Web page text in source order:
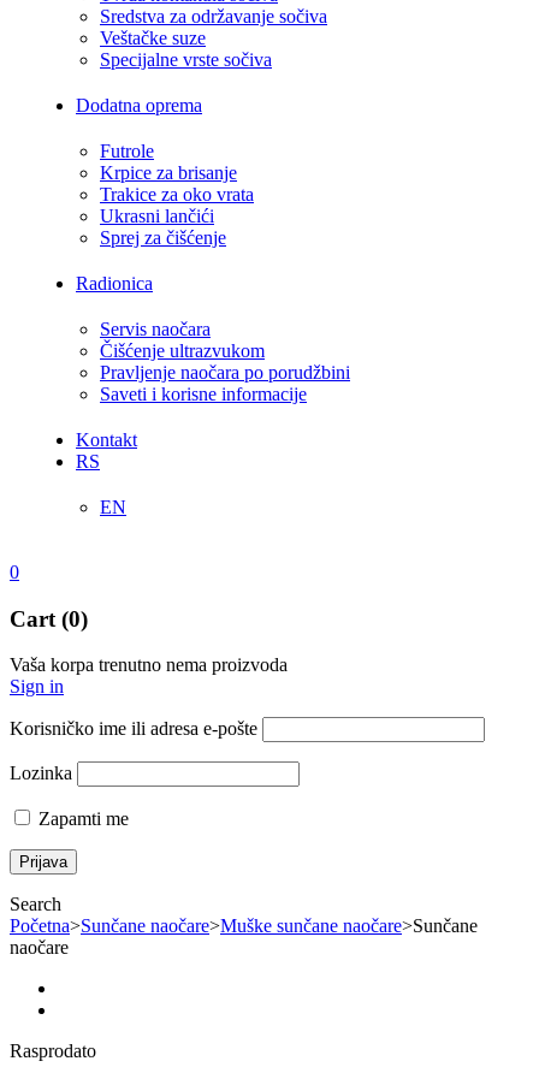
Sredstva za održavanje sočiva
Veštačke suze
Specijalne vrste sočiva
Dodatna oprema
Futrole
Krpice za brisanje
Trakice za oko vrata
Ukrasni lančići
Sprej za čišćenje
Radionica
Servis naočara
Čišćenje ultrazvukom
Pravljenje naočara po porudžbini
Saveti i korisne informacije
Kontakt
RS
EN
0
Cart (0)
Vaša korpa trenutno nema proizvoda
Sign in
Korisničko ime ili adresa e-pošte
Lozinka
Zapamti me
Search
Početna>Sunčane naočare>Muške sunčane naočare>Sunčane
naočare
Rasprodato